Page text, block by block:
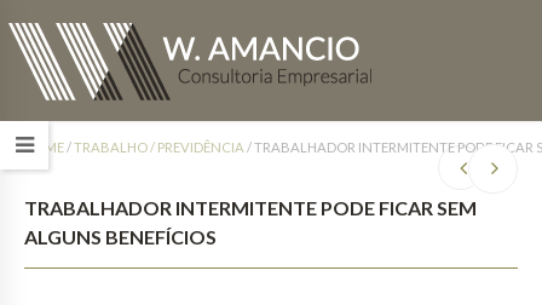
HOME/TRABALHO / PREVIDÊNCIA /TRABALHADOR INTERMITENTE PODE FICAR
TRABALHADOR INTERMITENTE PODE FICAR SEM
ALGUNS BENEFÍCIOS